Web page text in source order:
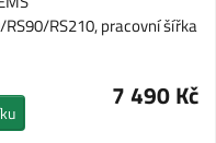
RS210, pracovní šířka
7 490 Kč